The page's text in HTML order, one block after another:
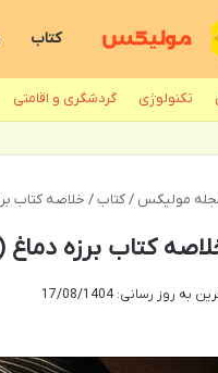
کتاب
تکنولوژی گردشگری و اقامتی
مولیکس / کتاب / خلاصه کتاب
کتاب برزه دماغ
به روز رسانی: 17/08/1404